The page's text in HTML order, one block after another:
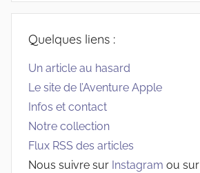
Quelques liens :
Un article au hasard
Le site de l’Aventure Apple
Infos et contact
Notre collection
Flux RSS des articles
Nous suivre sur Instagram ou sur